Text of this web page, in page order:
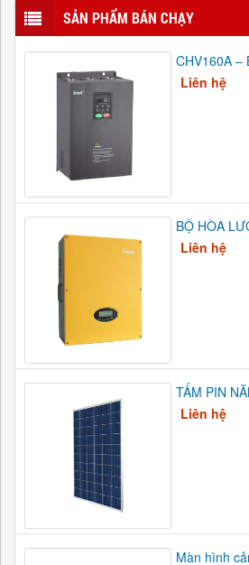
SẢN PHẨM BÁN CHẠY
CHV160A –
Liên hệ
BỘ HÒA
Liên hệ
TẤM PIN
Liên hệ
Màn hình